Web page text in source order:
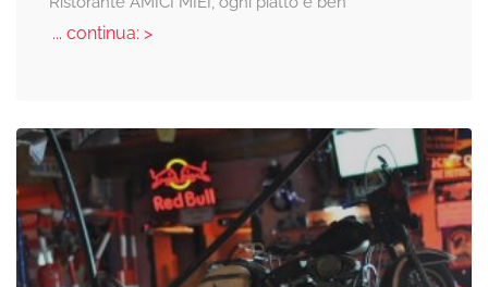
... continua: >